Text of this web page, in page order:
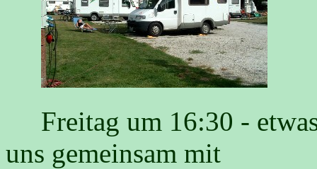
Freitag um 16:30 -
uns gemeinsam mit